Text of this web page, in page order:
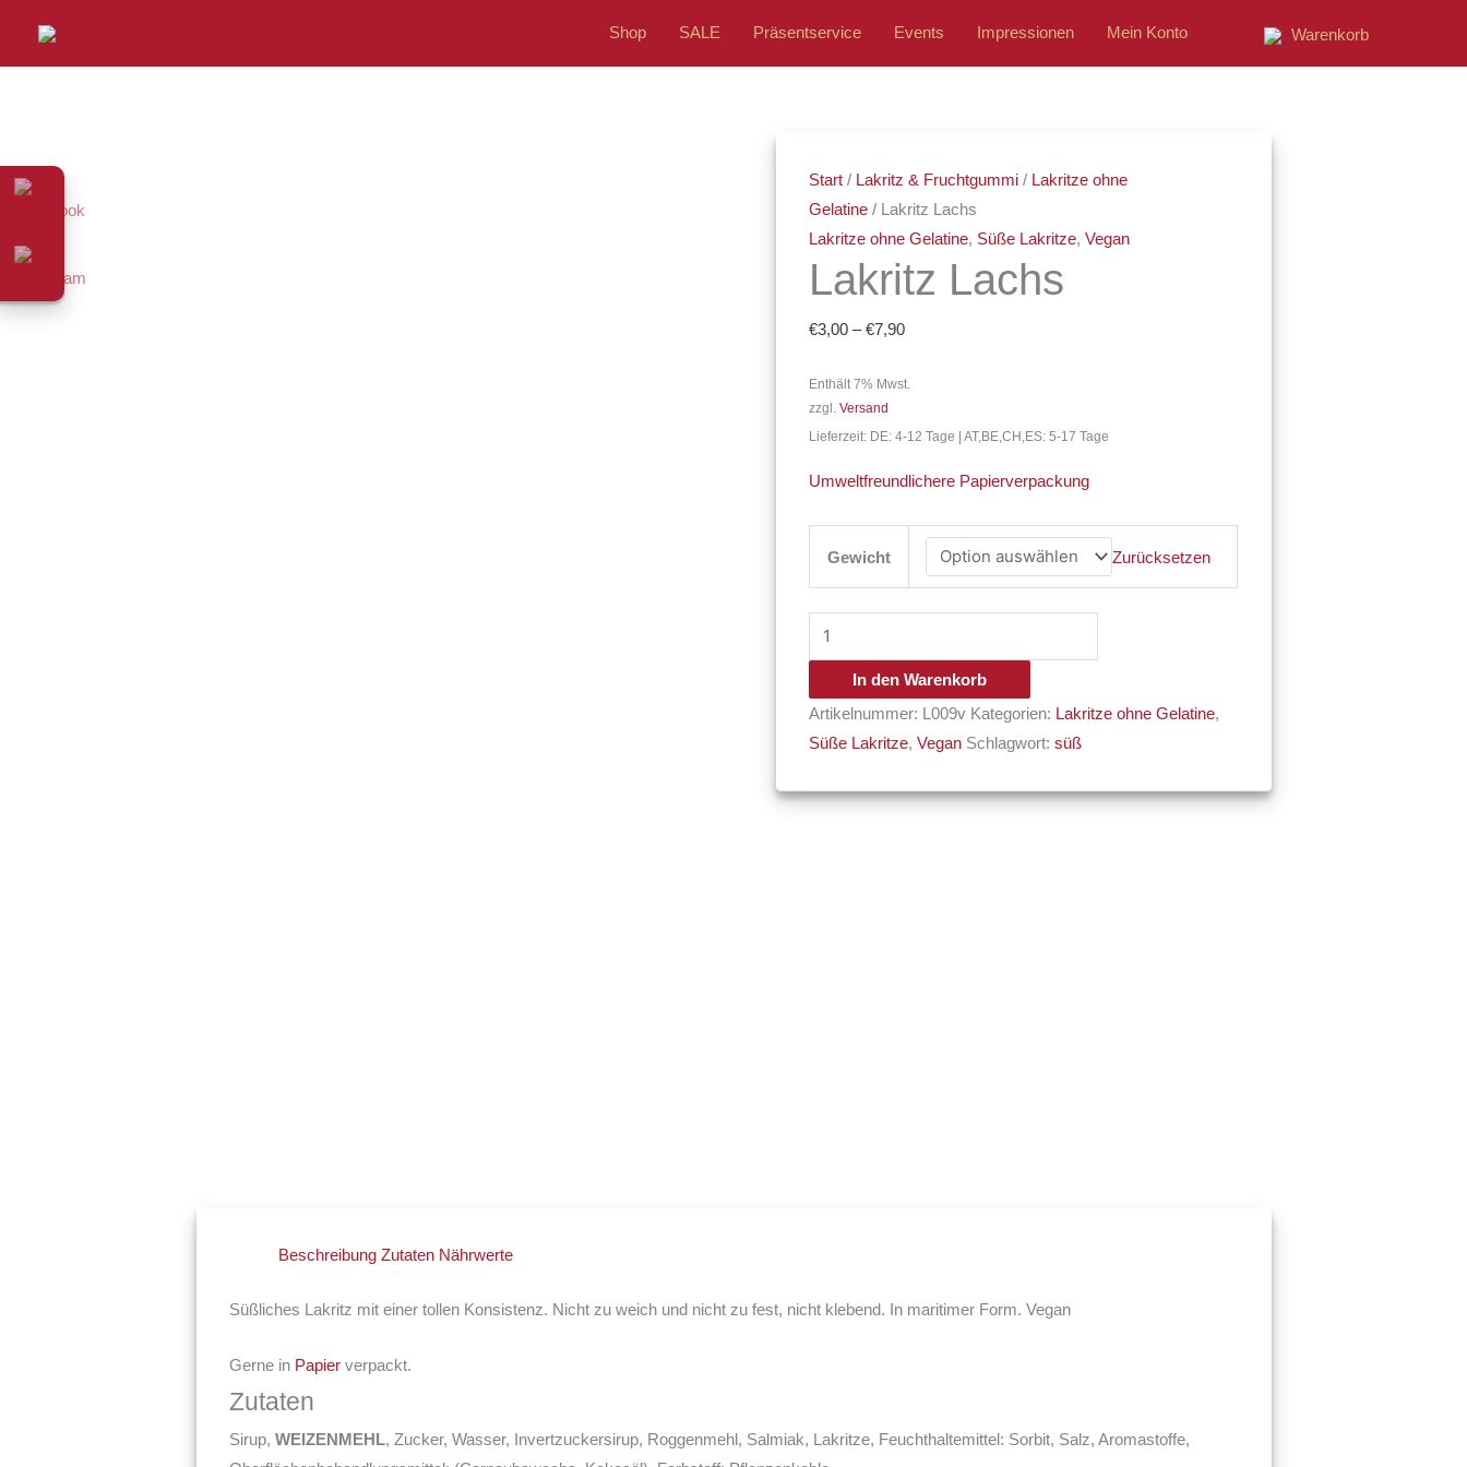
Shop SALE Präsentservice Events Impressionen Mein Konto Warenkorb
Start / Lakritz & Fruchtgummi / Lakritze ohne
Gelatine / Lakritz Lachs
Lakritze ohne Gelatine, Süße Lakritze,Vegan
Lakritz Lachs
€3,00 –€7,90
€3,00
bis
€7,90
Enthält 7% Mwst.
zzgl.Versand
Lieferzeit: DE: 4-12 Tage | AT,BE,CH,ES: 5-17 Tage
Umweltfreundlichere Papierverpackung
Gewicht Zurücksetzen
Lachs
Menge
In den Warenkorb
Artikelnummer: L009v Kategorien: Lakritze ohne Gelatine,
Süße Lakritze,Vegan Schlagwort:süß
Beschreibung Zutaten Nährwerte
Süßliches Lakritz mit einer tollen Konsistenz. Nicht zu weich und nicht zu fest, nicht klebend. In maritimer Form. Vegan
Gerne in Papierverpackt.
Zutaten
Sirup, WEIZENMEHL, Zucker, Wasser, Invertzuckersirup, Roggenmehl, Salmiak, Lakritze, Feuchthaltemittel: Sorbit, Salz, Aromastoffe,